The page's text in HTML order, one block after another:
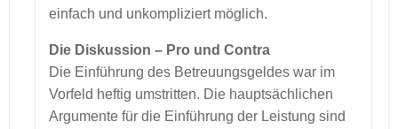
einfach und unkompliziert möglich.
Die Diskussion – Pro und Contra
Die Einführung des Betreuungsgeldes war im
Vorfeld heftig umstritten. Die hauptsächlichen
Argumente für die Einführung der Leistung sind